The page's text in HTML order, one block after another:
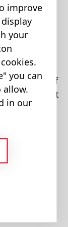
diesen Beruf
Kontakt mit
improve
your
you can
allow.
in our